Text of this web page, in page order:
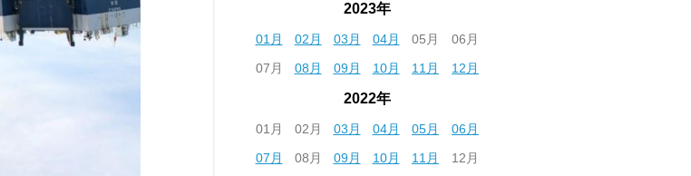
2023年
01月 02月 03月 04月 05月
06月
07月
08月 09月 10月 11月 12月
2022年
01月 02月 03月 04月 05月
06月
07月
08月 09月 10月 11月 12月